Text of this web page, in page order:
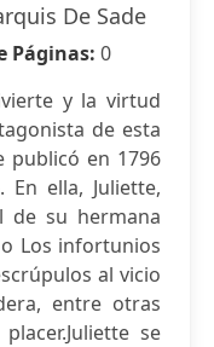
De Sade
Páginas: 0
y la virtud
de esta
publicó en 1796
ella, Juliette,
de su hermana
Los infortunios
al vicio
entre otras
se